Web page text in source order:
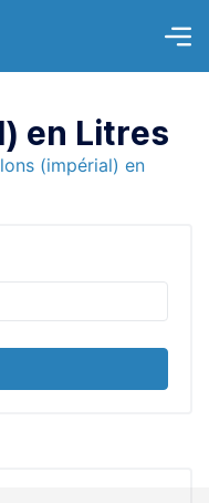
en Litres
(impérial) en